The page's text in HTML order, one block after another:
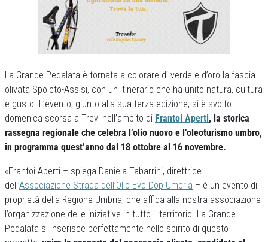
La Grande Pedalata è tornata a colorare di verde e d’oro la fascia
olivata Spoleto-Assisi, con un itinerario che ha unito natura, cultura
e gusto. L’evento, giunto alla sua terza edizione, si è svolto
domenica scorsa a Trevi nell’ambito di Frantoi Aperti, la storica
rassegna regionale che celebra l’olio nuovo e l’oleoturismo umbro,
in programma quest’anno dal 18 ottobre al 16 novembre.
«Frantoi Aperti – spiega Daniela Tabarrini, direttrice
dell’Associazione Strada dell’Olio Evo Dop Umbria – è un evento di
proprietà della Regione Umbria, che affida alla nostra associazione
l’organizzazione delle iniziative in tutto il territorio. La Grande
Pedalata si inserisce perfettamente nello spirito di questo